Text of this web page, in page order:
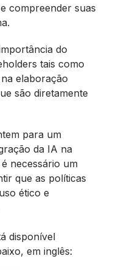
compreender suas
do
tais como
elaboração
são diretamente
para um
da IA na
necessário um
que as políticas
ético e
disponível
em inglês: